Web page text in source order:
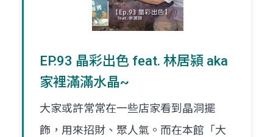
EP.93 晶彩出色 feat. 林居潁 aka
家裡滿滿水晶~
大家或許常常在一些店家看到晶洞擺
飾，用來招財、聚人氣。而在本館「大